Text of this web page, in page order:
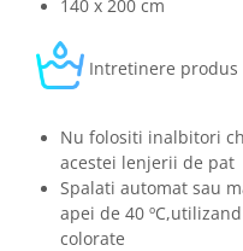
140 x 200 cm
Intretinere produs
Nu folositi inalbitori
acestei lenjerii de pat
Spalati automat sau
apei de 40
colorate